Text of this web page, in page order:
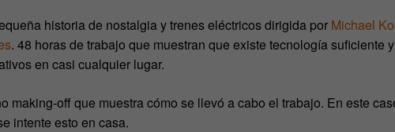
historia de nostalgia y trenes eléctricos dirigida por Michael
. 48 horas de trabajo que muestran que existe tecnología suficiente y
en casi cualquier lugar.
making-off que muestra cómo se llevó a cabo el trabajo. En este
intente esto en casa.